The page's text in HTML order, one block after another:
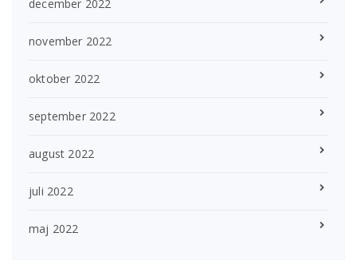
december 2022
november 2022
oktober 2022
september 2022
august 2022
juli 2022
maj 2022